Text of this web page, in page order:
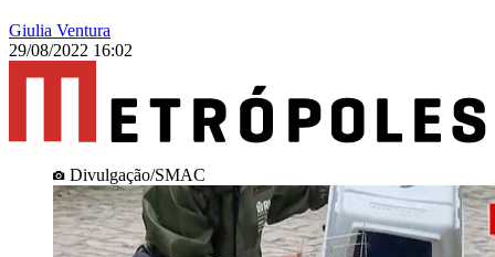
Giulia Ventura
29/08/2022 16:02
Divulgação/SMAC